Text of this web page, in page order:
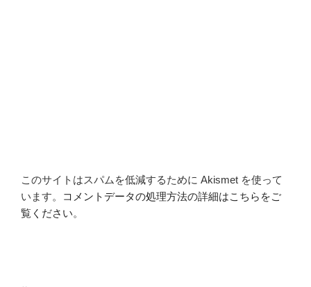
このサイトはスパムを低減するために Akismet を使って
います。
コメントデータの処理方法の詳細はこちらをご
覧ください。
投